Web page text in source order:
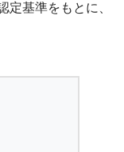
定基準をもとに、